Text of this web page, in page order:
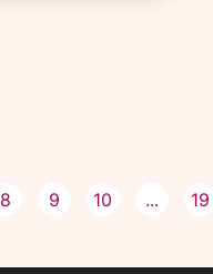
8 9 10 ... 19